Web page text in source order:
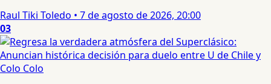
Raul Tiki Toledo • 7 de agosto de 2026, 20:00
03